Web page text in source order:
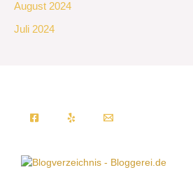
August 2024
Juli 2024